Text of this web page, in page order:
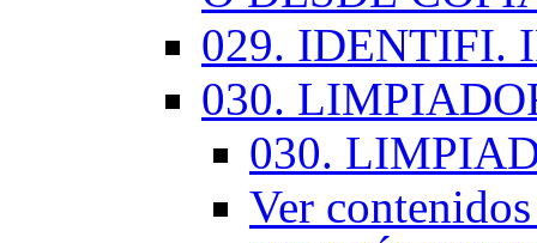
029. IDENTIFI.
030.
030.
Ver